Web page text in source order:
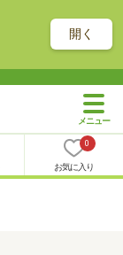
開く
0
お気に入り